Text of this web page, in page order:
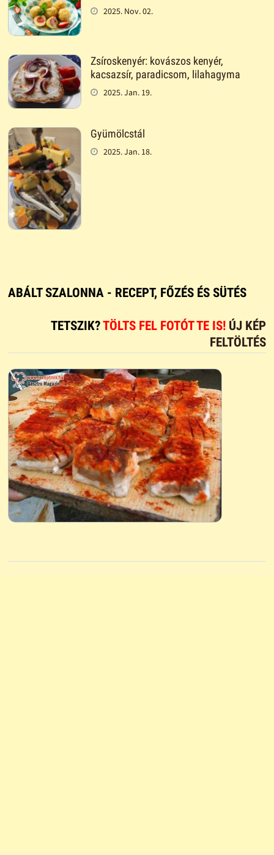
2025. Nov. 02.
Zsíroskenyér: kovászos kenyér,
kacsazsír, paradicsom, lilahagyma
2025. Jan. 19.
Gyümölcstál
2025. Jan. 18.
ABÁLT SZALONNA - RECEPT, FŐZÉS ÉS SÜTÉS
TETSZIK?TÖLTS FEL FOTÓT TE IS! ÚJ KÉP
FELTÖLTÉS